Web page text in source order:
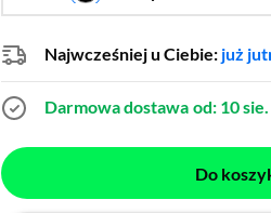
Najwcześniej u Ciebie: już
Darmowa dostawa od: 10
Do